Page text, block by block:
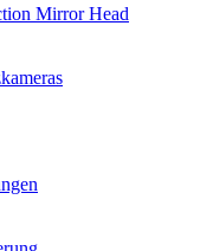
Mirror Head